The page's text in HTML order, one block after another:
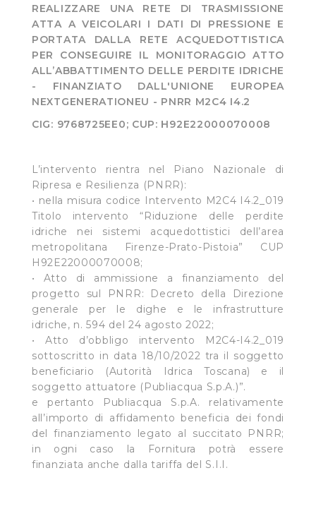
REALIZZARE UNA RETE DI TRASMISSIONE
ATTA A VEICOLARI I DATI DI PRESSIONE E
PORTATA DALLA RETE ACQUEDOTTISTICA
PER CONSEGUIRE IL MONITORAGGIO ATTO
ALL’ABBATTIMENTO DELLE PERDITE IDRICHE
- FINANZIATO DALL'UNIONE EUROPEA
NEXTGENERATIONEU - PNRR M2C4 I4.2
CIG: 9768725EE0; CUP: H92E22000070008
L’intervento rientra nel Piano Nazionale di
Ripresa e Resilienza (PNRR):
• nella misura codice Intervento M2C4 I4.2_019
Titolo intervento “Riduzione delle perdite
idriche nei sistemi acquedottistici dell’area
metropolitana Firenze-Prato-Pistoia” CUP
H92E22000070008;
• Atto di ammissione a finanziamento del
progetto sul PNRR: Decreto della Direzione
generale per le dighe e le infrastrutture
idriche, n. 594 del 24 agosto 2022;
• Atto d’obbligo intervento M2C4-I4.2_019
sottoscritto in data 18/10/2022 tra il soggetto
beneficiario (Autorità Idrica Toscana) e il
soggetto attuatore (Publiacqua S.p.A.)”.
e pertanto Publiacqua S.p.A. relativamente
all’importo di affidamento beneficia dei fondi
del finanziamento legato al succitato PNRR;
in ogni caso la Fornitura potrà essere
finanziata anche dalla tariffa del S.I.I.